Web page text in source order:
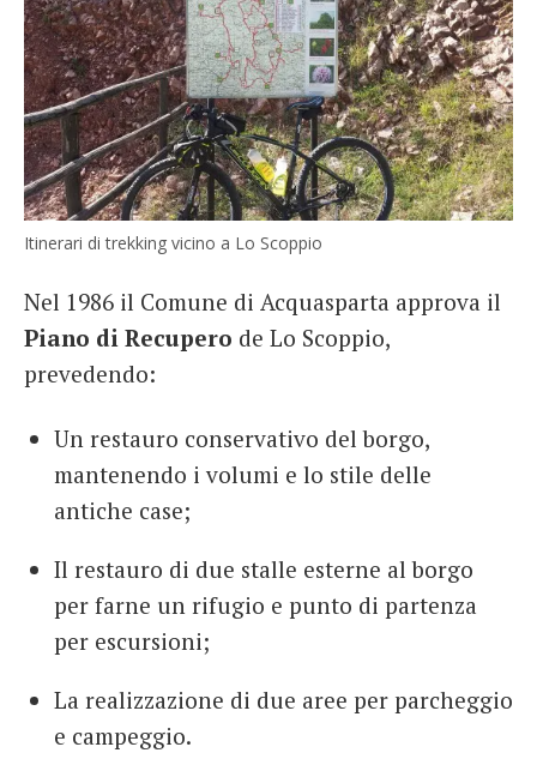
Itinerari di trekking vicino a Lo Scoppio
Nel 1986 il Comune di Acquasparta approva il
Piano di Recupero de Lo Scoppio,
prevedendo:
Un restauro conservativo del borgo,
mantenendo i volumi e lo stile delle
antiche case;
Il restauro di due stalle esterne al borgo
per farne un rifugio e punto di partenza
per escursioni;
La realizzazione di due aree per parcheggio
e campeggio.